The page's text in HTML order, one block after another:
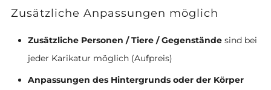
Zusätzliche Anpassungen möglich
Zusätzliche Personen / Tiere / Gegenstände sind bei
jeder Karikatur möglich (Aufpreis)
Anpassungen des Hintergrunds oder der Körper